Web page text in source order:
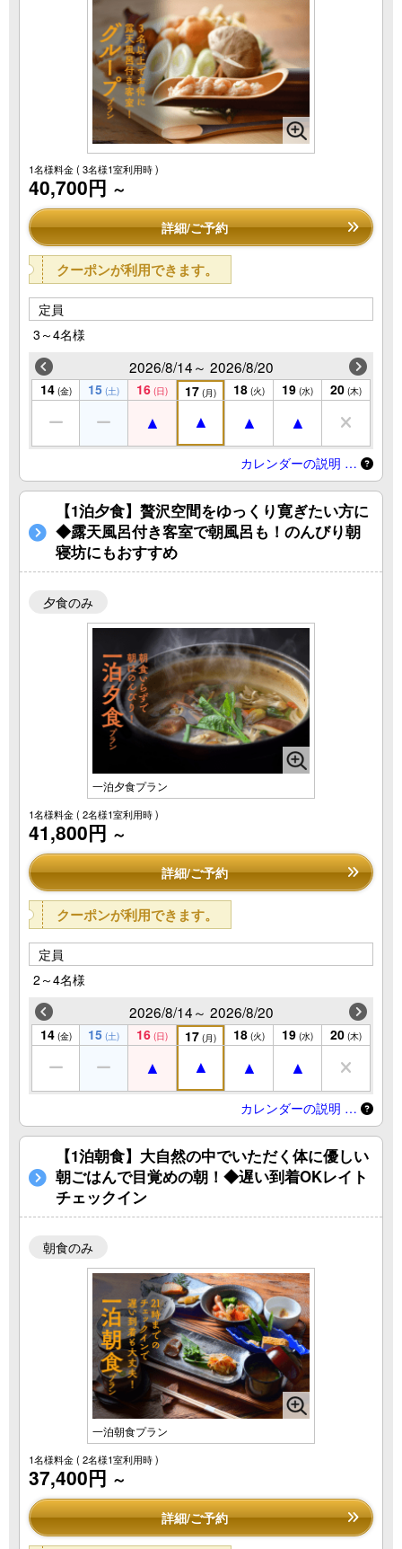
1名様料金( 3名様1室利用時 )
40,700円 ～
詳細/ご予約
クーポンが利用できます。
定員
3～4名様
2026/8/14～ 2026/8/20
14 (金) 15 (土) 16 (日) 17 (月) 18 (火) 19 (水) 20 (木)
カレンダーの説明 …
【1泊夕食】贅沢空間をゆっくり寛ぎたい方に
◆露天風呂付き客室で朝風呂も！のんびり朝
寝坊にもおすすめ
夕食のみ
一泊夕食プラン
1名様料金( 2名様1室利用時 )
41,800円 ～
詳細/ご予約
クーポンが利用できます。
定員
2～4名様
2026/8/14～ 2026/8/20
14 (金) 15 (土) 16 (日) 17 (月) 18 (火) 19 (水) 20 (木)
カレンダーの説明 …
【1泊朝食】大自然の中でいただく体に優しい
朝ごはんで目覚めの朝！◆遅い到着OKレイト
チェックイン
朝食のみ
一泊朝食プラン
1名様料金( 2名様1室利用時 )
37,400円 ～
詳細/ご予約